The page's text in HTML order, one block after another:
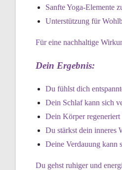
Sanfte Yoga-Elemente
Unterstützung für
Für eine nachhaltige
Dein Ergebnis:
Du fühlst dich
Dein Schlaf kann sich
Dein Körper regeneriert
Du stärkst dein inneres
Deine Verdauung kann
Du gehst ruhiger und